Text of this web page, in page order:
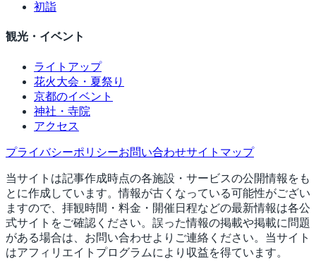
初詣
観光・イベント
ライトアップ
花火大会・夏祭り
京都のイベント
神社・寺院
アクセス
プライバシーポリシーお問い合わせサイトマップ
当サイトは記事作成時点の各施設・サービスの公開情報をも
とに作成しています。情報が古くなっている可能性がござい
ますので、拝観時間・料金・開催日程などの最新情報は各公
式サイトをご確認ください。誤った情報の掲載や掲載に問題
がある場合は、お問い合わせよりご連絡ください。当サイト
はアフィリエイトプログラムにより収益を得ています。